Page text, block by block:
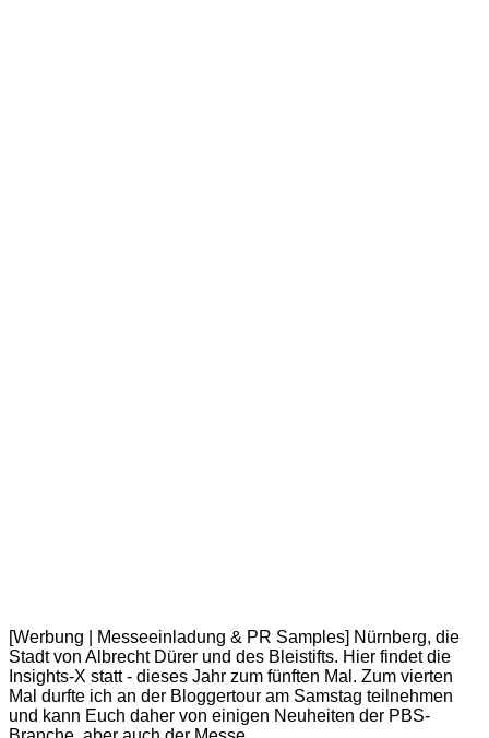
[Werbung | Messeeinladung & PR Samples] Nürnberg, die
Stadt von Albrecht Dürer und des Bleistifts. Hier findet die
Insights-X statt - dieses Jahr zum fünften Mal. Zum vierten
Mal durfte ich an der Bloggertour am Samstag teilnehmen
und kann Euch daher von einigen Neuheiten der PBS-